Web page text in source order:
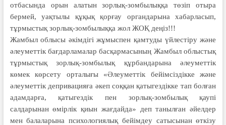
отбасында орын алатын зорлық-зомбылыққа төзіп отыра
бермей, уақтылы құқық қорғау органдарына хабарласып,
тұрмыстық зорлық-зомбылыққа жол ЖОҚ деңіз!!!
Жамбыл облысы әкімдігі жұмыспен қамтуды үйлестіру және
әлеуметтік бағдарламалар басқармасының Жамбыл облыстық
тұрмыстық зорлық-зомбылық құрбандарына әлеуметтік
көмек көрсету орталығы «Әлеуметтік бейімсіздікке және
әлеуметтік депривацияға әкеп соққан қатыгездікке тап болған
адамдарға, қатыгездік пен зорлық-зомбылық қаупі
салдарынан өмірлік қиын жағдайда» деп танылған әйелдер
мен балаларына психологиялық бейімдеу сатысынан өткізу